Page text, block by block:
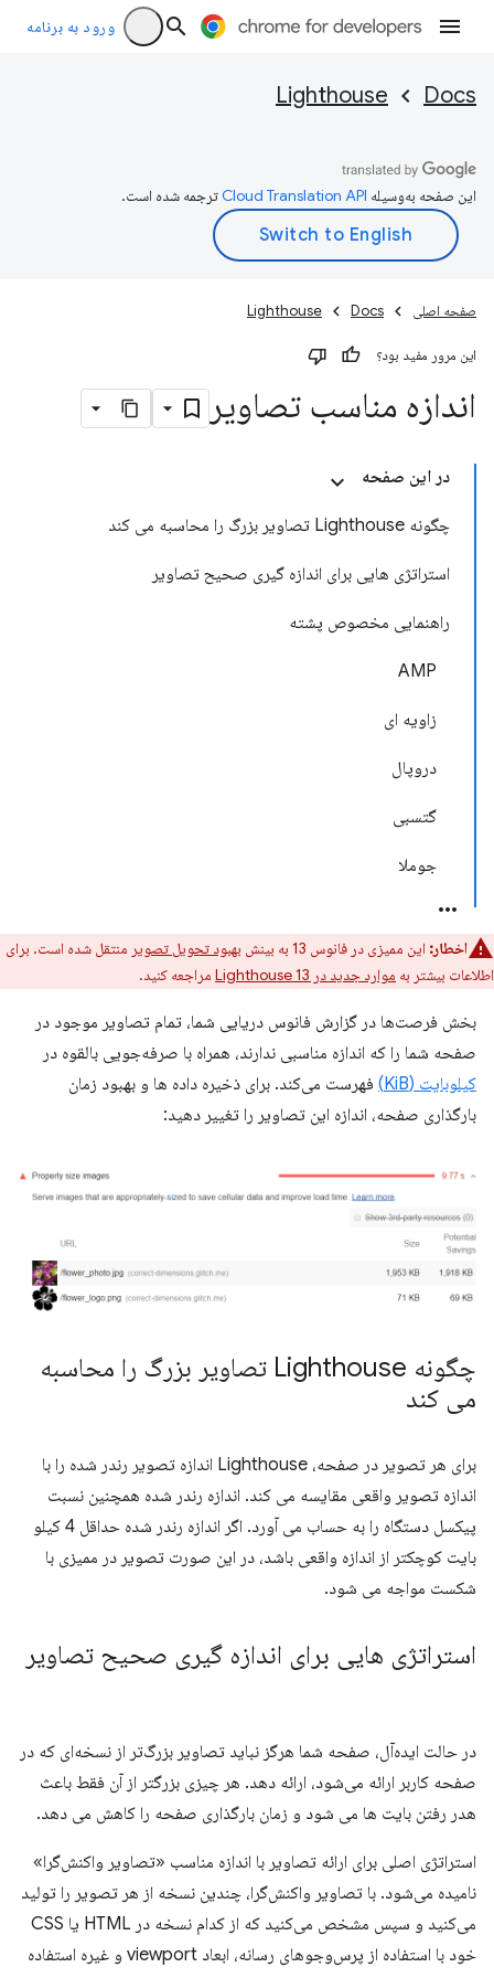
ورود به برنامه
Docs
Lighthouse
این صفحه به‌وسیله ترجمه شده است.
صفحه اصلی Docs
Lighthouse
این مرور مفید بود؟
اندازه مناسب تصاویر
در این صفحه
چگونه Lighthouse تصاویر بزرگ را محاسبه می کند
استراتژی هایی برای اندازه گیری صحیح تصاویر
راهنمایی مخصوص پشته
AMP
زاویه ای
دروپال
گتسبی
جوملا
اخطار: این ممیزی در فانوس 13 به بینش بهبود تحویل تصویر منتقل شده است. برای
اطلاعات بیشتر به موارد جدید در Lighthouse 13 مراجعه کنید.
بخش فرصت‌ها در گزارش فانوس دریایی شما، تمام تصاویر موجود در
صفحه شما را که اندازه مناسبی ندارند، همراه با صرفه‌جویی بالقوه در
کیلوبایت (KiB)
فهرست می‌کند. برای ذخیره داده ها و بهبود زمان
بارگذاری صفحه، اندازه این تصاویر را تغییر دهید:
چگونه Lighthouse تصاویر بزرگ را محاسبه
می کند
برای هر تصویر در صفحه، Lighthouse اندازه تصویر رندر شده را با
اندازه تصویر واقعی مقایسه می کند. اندازه رندر شده همچنین نسبت
پیکسل دستگاه را به حساب می آورد. اگر اندازه رندر شده حداقل 4 کیلو
بایت کوچکتر از اندازه واقعی باشد، در این صورت تصویر در ممیزی با
شکست مواجه می شود.
استراتژی هایی برای اندازه گیری صحیح تصاویر
در حالت ایده‌آل، صفحه شما هرگز نباید تصاویر بزرگ‌تر از نسخه‌ای که در
صفحه کاربر ارائه می‌شود، ارائه دهد. هر چیزی بزرگتر از آن فقط باعث
هدر رفتن بایت ها می شود و زمان بارگذاری صفحه را کاهش می دهد.
استراتژی اصلی برای ارائه تصاویر با اندازه مناسب «تصاویر واکنش‌گرا»
نامیده می‌شود. با تصاویر واکنش‌گرا، چندین نسخه از هر تصویر را تولید
می‌کنید و سپس مشخص می‌کنید که از کدام نسخه در HTML یا CSS
خود با استفاده از پرس‌وجوهای رسانه، ابعاد viewport و غیره استفاده